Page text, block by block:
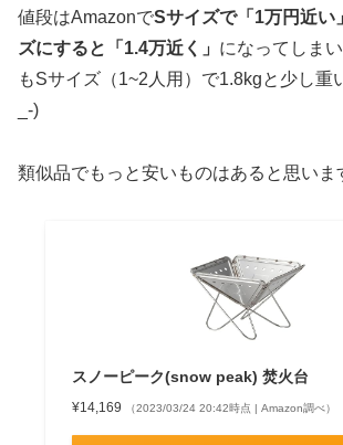
値段はAmazonでSサイズで「1万円近い」
ズにすると「1.4万近く」 になってしま
もSサイズ（1~2人用）で1.8kgと少し重
_-)
類似品でもっと安いものはあると思いま
スノーピーク(snow peak) 焚火台
¥14,169 （2023/03/24 20:42時点 | Amazon調べ）